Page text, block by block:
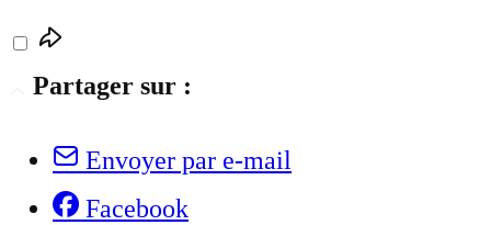
Partager sur :
Envoyer par e-mail
Facebook